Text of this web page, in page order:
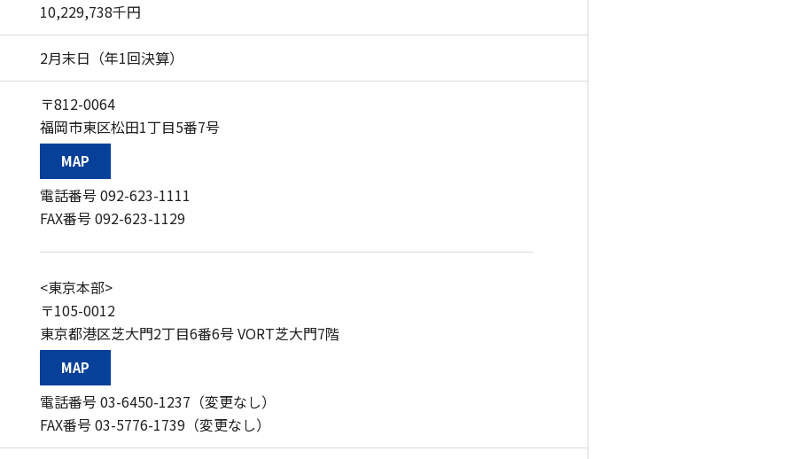
10,229,738千円
2月末日（年1回決算）
〒812-0064
福岡市東区松田1丁目5番7号
MAP
電話番号092-623-1111
FAX番号 092-623-1129
<東京本部>
〒105-0012
東京都港区芝大門2丁目6番6号 VORT芝大門7階
MAP
電話番号03-6450-1237 （変更なし）
FAX番号 03-5776-1739（変更なし）